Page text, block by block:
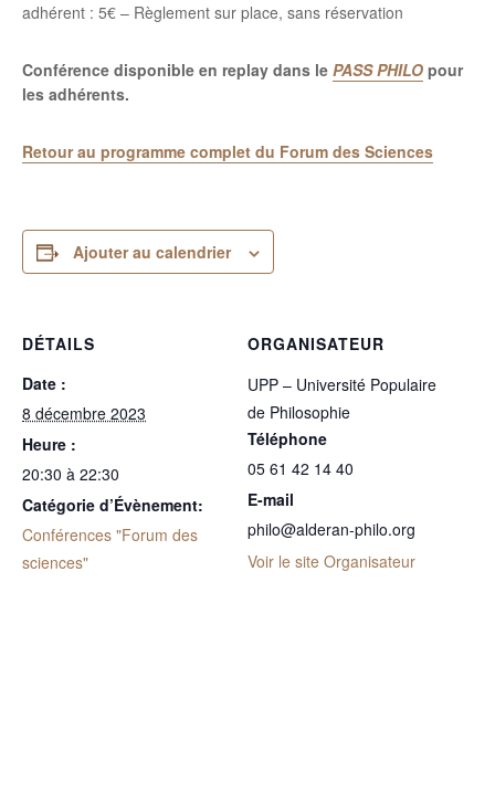
adhérent : 5€ – Règlement sur place, sans réservation
Conférence disponible en replay dans le PASS PHILO pour
les adhérents.
Retour au programme complet du Forum des Sciences
Ajouter au calendrier
DÉTAILS
Date :
8 décembre 2023
Heure :
20:30 à 22:30
Catégorie d’Évènement:
Conférences "Forum des
sciences"
ORGANISATEUR
UPP – Université Populaire
de Philosophie
Téléphone
05 61 42 14 40
E-mail
philo@alderan-philo.org
Voir le site Organisateur